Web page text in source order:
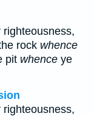
rock whence
pit whence ye